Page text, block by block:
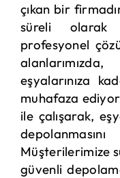
çıkan bir
süreli olarak
profesyonel
eşyalarınıza
muhafaza
ile çalışarak,
Müşterilerimize
güvenli